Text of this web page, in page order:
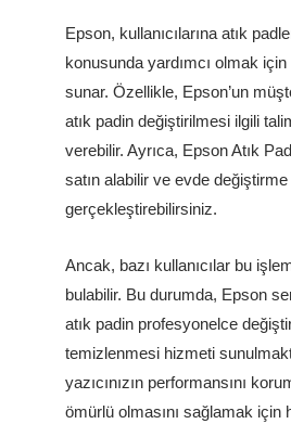
Epson, kullanıcılarına atık
konusunda yardımcı olmak
sunar. Özellikle, Epson’un
atık padin değiştirilmesi ilgili
verebilir. Ayrıca, Epson Atık
satın alabilir ve evde
gerçekleştirebilirsiniz.
Ancak, bazı kullanıcılar bu
bulabilir. Bu durumda, Epson
atık padin profesyonelce
temizlenmesi hizmeti
yazıcınızın performansını
ömürlü olmasını sağlamak için